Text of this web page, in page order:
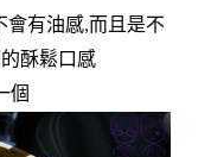
會有油感,而且是不
酥鬆口感
個